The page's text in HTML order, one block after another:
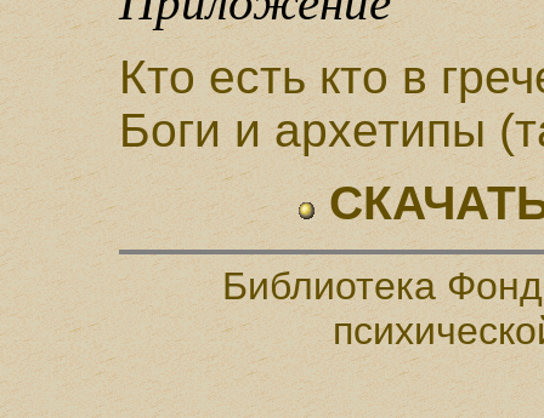
Кто есть кто в
Боги и архетипы
Библиотека